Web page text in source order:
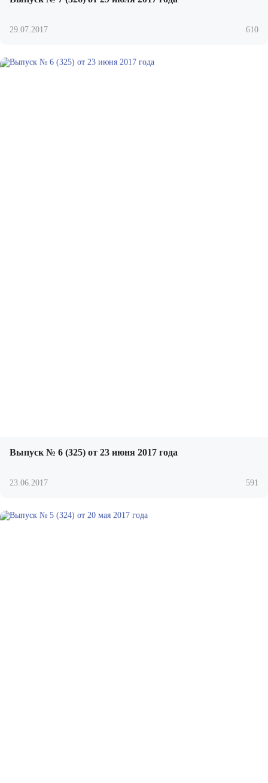
29.07.2017 610
Выпуск № 6 (325) от 23 июня 2017 года
23.06.2017 591